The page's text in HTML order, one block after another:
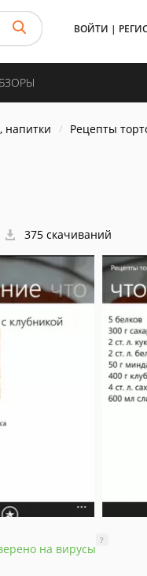
ВОЙТИ |
напитки Рецепты
375 скачиваний
на вирусы
?